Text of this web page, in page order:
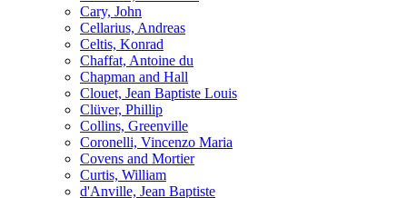
Cary, John
Cellarius, Andreas
Celtis, Konrad
Chaffat, Antoine du
Chapman and Hall
Clouet, Jean Baptiste Louis
Clüver, Phillip
Collins, Greenville
Coronelli, Vincenzo Maria
Covens and Mortier
Curtis, William
d'Anville, Jean Baptiste